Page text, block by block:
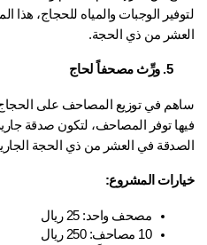
من ذي الحجة.
في العشر من ذي الحجة الجارية.
المشروع:
مصحف واحد: 25 ريال
10 مصاحف: 250 ريال